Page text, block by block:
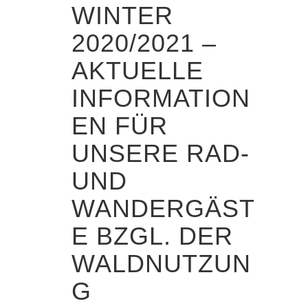
WINTER
2020/2021 –
AKTUELLE
INFORMATION
EN FÜR
UNSERE RAD-
UND
WANDERGÄST
E BZGL. DER
WALDNUTZUN
G